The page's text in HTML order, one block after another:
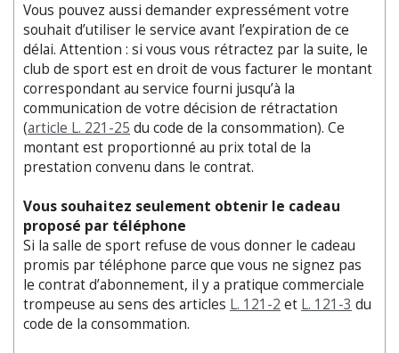
Vous pouvez aussi demander expressément votre
souhait d’utiliser le service avant l’expiration de ce
délai. Attention : si vous vous rétractez par la suite, le
club de sport est en droit de vous facturer le montant
correspondant au service fourni jusqu’à la
communication de votre décision de rétractation
(article L. 221-25 du code de la consommation). Ce
montant est proportionné au prix total de la
prestation convenu dans le contrat.
Vous souhaitez seulement obtenir le cadeau
proposé par téléphone
Si la salle de sport refuse de vous donner le cadeau
promis par téléphone parce que vous ne signez pas
le contrat d’abonnement, il y a pratique commerciale
trompeuse au sens des articles L. 121-2 et L. 121-3 du
code de la consommation.